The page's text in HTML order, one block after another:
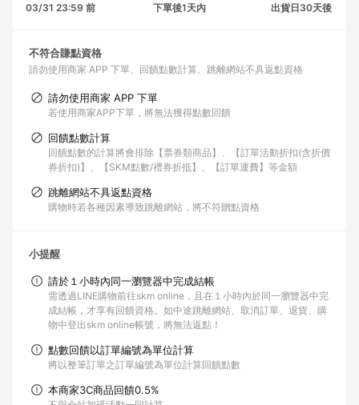
03/31 23:59 前
下單後1天內
出貨日30天後
不符合賺點資格
請勿使用商家 APP 下單 回饋點數計算 跳離網站不具返點資格
請勿使用商家 APP 下單
若使用商家APP下單，將無法獲得點數回饋
回饋點數計算
回饋點數的計算將會排除【票券類商品】、【訂單活動折扣(含折價
券折扣)】、【SKM點數/禮券折抵】、【訂單運費】等金額
跳離網站不具返點資格
購物時若各種因素導致跳離網站，將不符贈點資格
小提醒
請於１小時內同一瀏覽器中完成結帳
需透過LINE購物前往skm online，且在１小時內於同一瀏覽器中完
成結帳，才享有回饋資格。如中途跳離網站、取消訂單、退貨、購
物中登出skm online帳號，將無法返點！
點數回饋以訂單編號為單位計算
將以整筆訂單之訂單編號為單位計算回饋點數
本商家3C商品回饋0.5%